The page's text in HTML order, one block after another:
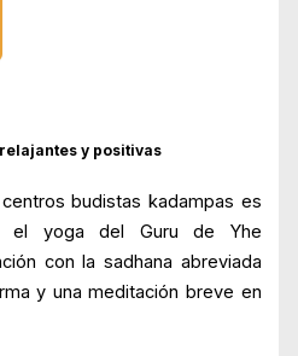
y positivas
budistas kadampas es
el yoga del Guru de Yhe
con la sadhana abreviada
y una meditación breve en